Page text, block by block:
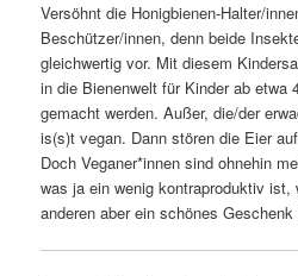
Versöhnt die Honigbienen-Halter/
Beschützer/innen, denn beide
gleichwertig vor. Mit diesem
in die Bienenwelt für Kinder ab etwa
gemacht werden. Außer, die/der
is(s)t vegan. Dann stören die Eier
Doch Veganer*innen sind ohnehin
was ja ein wenig kontraproduktiv ist,
anderen aber ein schönes